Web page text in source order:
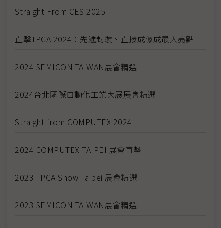
Straight From CES 2025
直擊TPCA 2024：先進封裝、直接成像成最大亮點
2024 SEMICON TAIWAN展會精選
2024台北國際自動化工業大展展會精選
Straight from COMPUTEX 2024
2024 COMPUTEX TAIPEI 展會直擊
2023 TPCA Show Taipei 展會精選
2023 SEMICON TAIWAN展會精選